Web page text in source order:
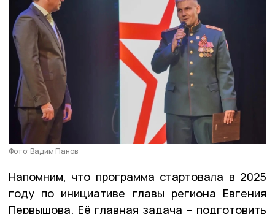
Фото: Вадим Панов
Напомним, что программа стартовала в 2025
году по инициативе главы региона Евгения
Первышова. Её главная задача – подготовить